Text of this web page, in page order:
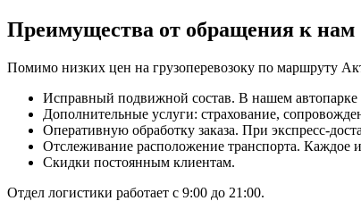
Преимущества от обращения к нам
Помимо низких цен на грузоперевозоку по маршруту
Исправный подвижной состав. В нашем автопарке
Дополнительные услуги: страхование,
Оперативную обработку заказа. При экспресс-
Отслеживание расположение транспорта. Каждое
Скидки постоянным клиентам.
Отдел логистики работает с 9:00 до 21:00.